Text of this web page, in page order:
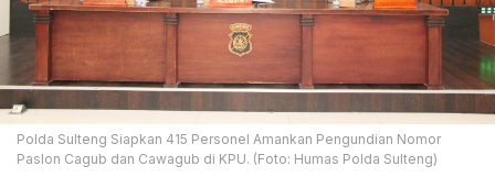
Polda Sulteng Siapkan 415 Personel Amankan Pengundian Nomor
Paslon Cagub dan Cawagub di KPU. (Foto: Humas Polda Sulteng)